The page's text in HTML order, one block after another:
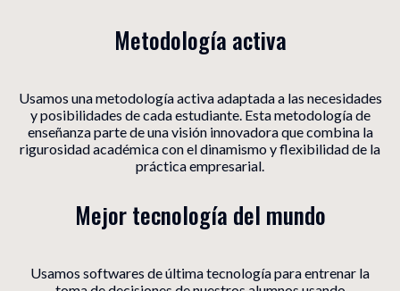
Metodología activa
Usamos una metodología activa adaptada a las necesidades
y posibilidades de cada estudiante. Esta metodología de
enseñanza parte de una visión innovadora que combina la
rigurosidad académica con el dinamismo y flexibilidad de la
práctica empresarial.
Mejor tecnología del mundo
Usamos softwares de última tecnología para entrenar la